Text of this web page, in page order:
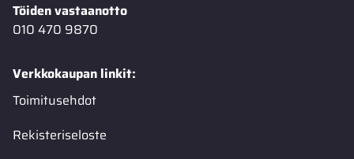
Töiden vastaanotto
010 470 9870
Verkkokaupan linkit:
Toimitusehdot
Rekisteriseloste